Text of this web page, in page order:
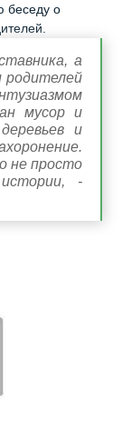
беседу о
а
родителей
мусор и
и
не просто
-